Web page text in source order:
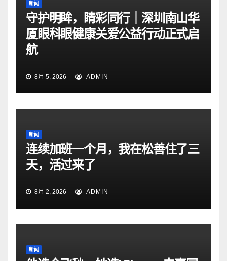
新闻
守护明眸，睛彩同行｜深圳南山华
厦眼科眼健康关爱公益行动正式启
航
8月 5, 2026 ADMIN
新闻
连续加班一个月，我在松善住了三
天，活过来了
8月 2, 2026 ADMIN
新闻